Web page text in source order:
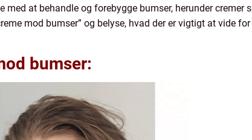
at behandle og forebygge bumser, herunder cremer
mod bumser” og belyse, hvad der er vigtigt at vide
bumser: